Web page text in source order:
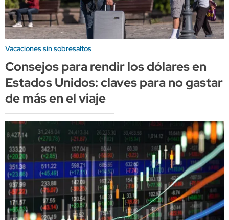
Vacaciones sin sobresaltos
Consejos para rendir los dólares en
Estados Unidos: claves para no gastar
de más en el viaje